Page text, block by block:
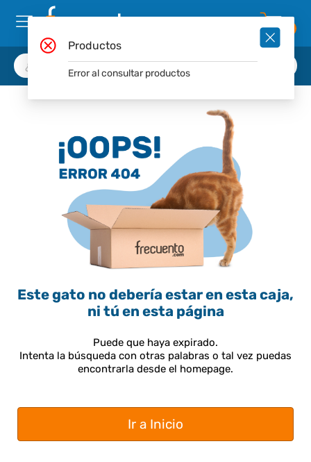
Este gato no debería estar en esta caja,
ni tú en esta página
Puede que haya expirado.
Intenta la búsqueda con otras palabras o tal vez puedas
encontrarla desde el homepage.
Ir a Inicio
Productos
Error al consultar productos